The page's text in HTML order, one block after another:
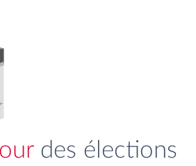
des élections